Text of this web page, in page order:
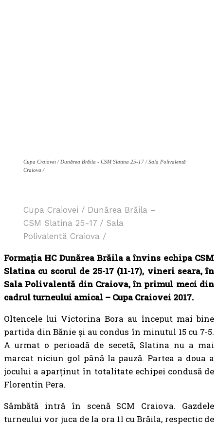
Cupa Craiovei / Dunărea Brăila - CSM Slatina 25-17 / Sala Polivalentă
Craiova /
Cupa Craiovei / Dunărea Brăila –
CSM Slatina 25-17 / Sala
Polivalentă Craiova /
Formația HC Dunărea Brăila a învins echipa CSM
Slatina cu scorul de 25-17 (11-17), vineri seara, în
Sala Polivalentă din Craiova, în primul meci din
cadrul turneului amical – Cupa Craiovei 2017.
Oltencele lui Victorina Bora au început mai bine
partida din Bănie și au condus în minutul 15 cu 7-5.
A urmat o perioadă de secetă, Slatina nu a mai
marcat niciun gol până la pauză. Partea a doua a
jocului a aparținut în totalitate echipei condusă de
Florentin Pera.
Sâmbătă intră în scenă SCM Craiova. Gazdele
turneului vor juca de la ora 11 cu Brăila, respectic de